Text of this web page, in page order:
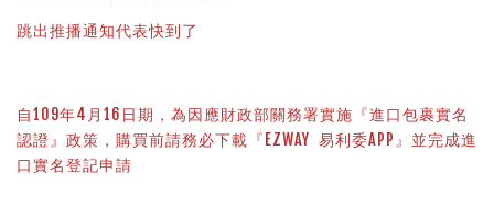
跳出推播通知代表快到了
自109年4月16日期，為因應財政部關務署實施『進口包裹實名
認證』政策，購買前請務必下載『EZWAY  易利委APP』並完成進
口實名登記申請